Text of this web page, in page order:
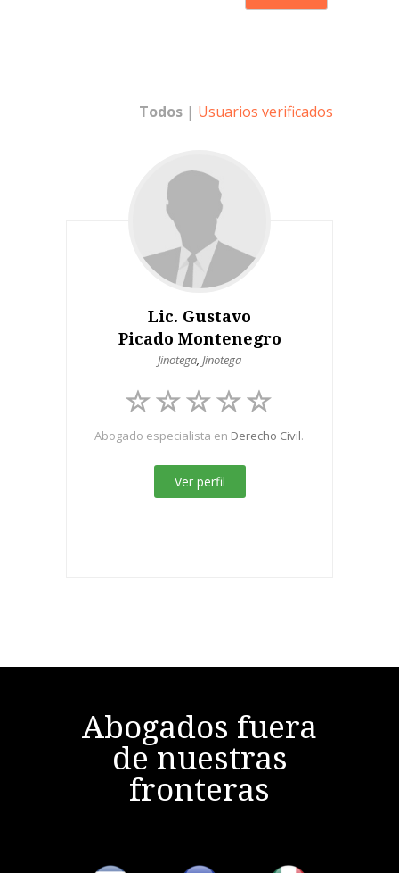
Todos | Usuarios verificados
Lic. Gustavo
Picado Montenegro
Jinotega, Jinotega
Abogado especialista en Derecho Civil.
Ver perfil
Abogados fuera
de nuestras
fronteras